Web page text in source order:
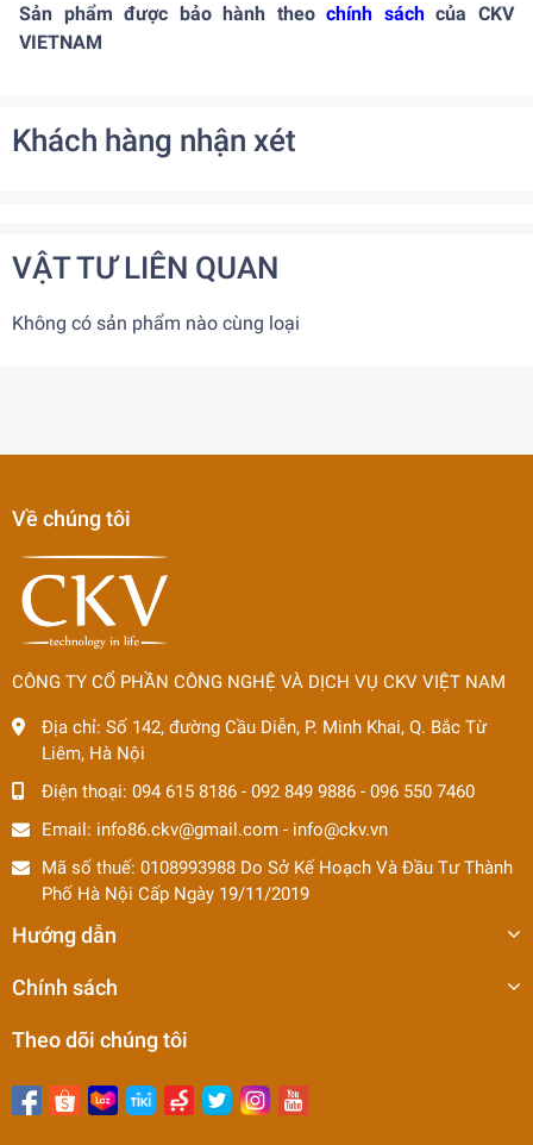
Sản phẩm được bảo hành theo chính sách của CKV
VIETNAM
Khách hàng nhận xét
VẬT TƯ LIÊN QUAN
Không có sản phẩm nào cùng loại
Về chúng tôi
CÔNG TY CỔ PHẦN CÔNG NGHỆ VÀ DỊCH VỤ CKV VIỆT NAM
Địa chỉ: Số 142, đường Cầu Diễn, P. Minh Khai, Q. Bắc Từ
Liêm, Hà Nội
Điện thoại: 094 615 8186 - 092 849 9886 - 096 550 7460
Email: info86.ckv@gmail.com - info@ckv.vn
Mã số thuế: 0108993988 Do Sở Kế Hoạch Và Đầu Tư Thành
Phố Hà Nội Cấp Ngày 19/11/2019
Hướng dẫn
Chính sách
Theo dõi chúng tôi